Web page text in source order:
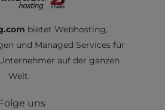
bietet Webhosting,
und Managed Services für
auf der ganzen
Welt.
Folge uns